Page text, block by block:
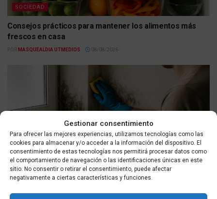
Gestionar consentimiento
Para ofrecer las mejores experiencias, utilizamos tecnologías como las
cookies para almacenar y/o acceder a la información del dispositivo. El
consentimiento de estas tecnologías nos permitirá procesar datos como
el comportamiento de navegación o las identificaciones únicas en este
sitio. No consentir o retirar el consentimiento, puede afectar
negativamente a ciertas características y funciones.
SOCIEDAD
Consejos prácticos para mantener los alimentos más
frescos en casa
POR MASQUEALDIA UTMEDIOS 08/08/2026
SOCIEDAD
Cómo eliminar la humedad y el moho del baño: guía